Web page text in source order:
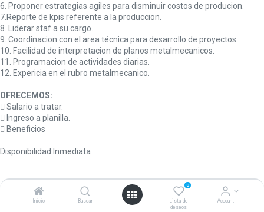
Inicio Buscar
0
Lista de
deseos
Account
6. Proponer estrategias agiles para disminuir costos de producion.
7.Reporte de kpis referente a la produccion.
8. Liderar staf a su cargo.
9. Coordinacion con el area técnica para desarrollo de proyectos.
10. Facilidad de interpretacion de planos metalmecanicos.
11. Programacion de actividades diarias.
12. Expericia en el rubro metalmecanico.
OFRECEMOS:
 Salario a tratar.
 Ingreso a planilla.
 Beneficios
Disponibilidad Inmediata
POSTULAR AQUÍ